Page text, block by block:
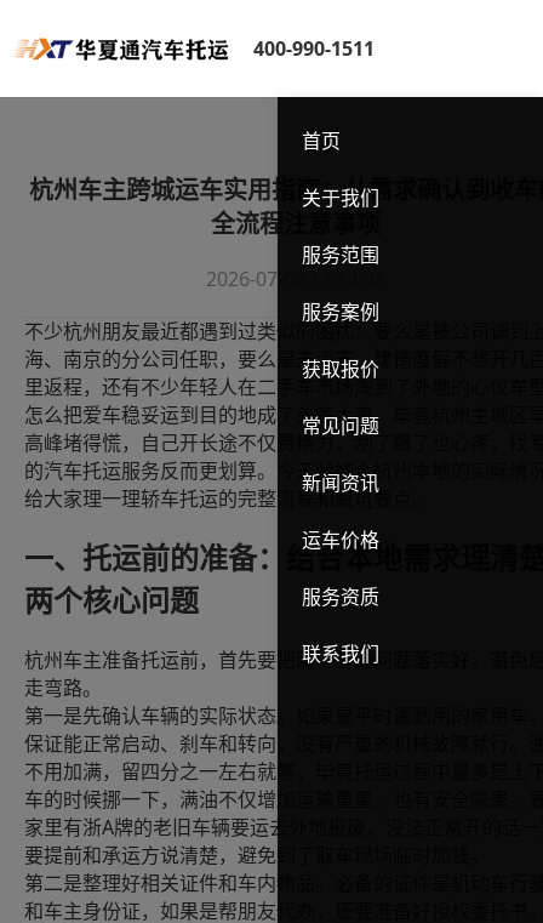
400-990-1511
首页
关于我们
服务范围
服务案例
获取报价
常见问题
新闻资讯
运车价格
服务资质
联系我们
杭州车主跨城运车实用指南：从需求确认到收
全流程注意事项
2026-07-08 11:14:36
不少杭州朋友最近都遇到过类似的困扰：要么是被公司调到
海、南京的分公司任职，要么是去淳安、建德度假不想开几
里返程，还有不少年轻人在二手车市场淘到了外地的心仪车
怎么把爱车稳妥运到目的地成了头等大事。毕竟杭州主城区
高峰堵得慌，自己开长途不仅费精力，刮了蹭了也心疼，找
的汽车托运服务反而更划算。今天就结合杭州本地的实际情
给大家理一理轿车托运的完整流程和避坑要点。
一、托运前的准备：结合本地需求理清
两个核心问题
杭州车主准备托运前，首先要把两个基础问题落实好，避免
走弯路。
第一是先确认车辆的实际状态。如果是平时通勤用的家用车
保证能正常启动、刹车和转向，没有严重的机械故障就行。
不用加满，留四分之一左右就够，毕竟托运过程中最多是上
车的时候挪一下，满油不仅增加运输重量，也有安全隐患。
家里有浙A牌的老旧车辆要运去外地报废，没法正常开的话
要提前和承运方说清楚，避免到了取车现场临时加钱。
第二是整理好相关证件和车内物品。必备的证件是机动车行
和车主身份证，如果是帮朋友代办，还要准备好授权委托书